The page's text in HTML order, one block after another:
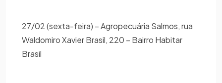
27/02 (sexta-feira) – Agropecuária Salmos, rua
Waldomiro Xavier Brasil, 220 – Bairro Habitar
Brasil